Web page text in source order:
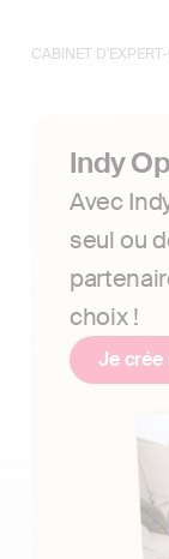
CABINET
Indy
Avec
seul ou
choix !
Je